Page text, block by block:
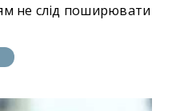
не слід поширювати